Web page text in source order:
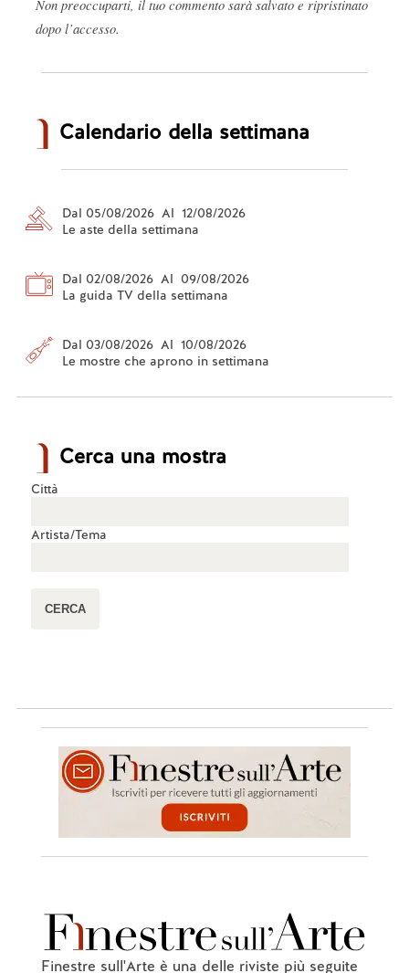
Non preoccuparti, il tuo commento sarà salvato e ripristinato
dopo l’accesso.
Calendario della settimana
Dal 05/08/2026 Al 12/08/2026
Le aste della settimana
Dal 02/08/2026 Al 09/08/2026
La guida TV della settimana
Dal 03/08/2026 Al 10/08/2026
Le mostre che aprono in settimana
Cerca una mostra
Città
Artista/Tema
Finestre sull'Arte è una delle riviste più seguite